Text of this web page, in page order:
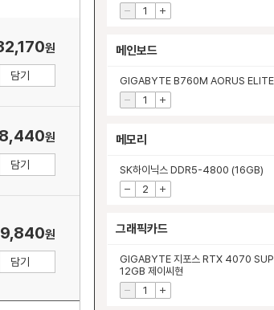
원
담기
원
담기
원
담기
메인보드
GIGABYTE B760M AORUS ELITE
메모리
SK하이닉스 DDR5-4800 (16GB)
그래픽카드
GIGABYTE 지포스 RTX 4070
12GB 제이씨현